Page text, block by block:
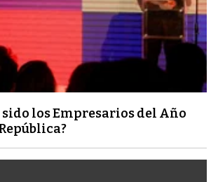
sido los Empresarios del Año